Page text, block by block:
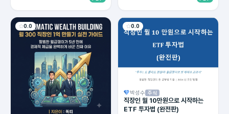
0.0 0.0
박성수 주식
직장인 월 10만원으로 시작하는
ETF 투자법 (완전판)